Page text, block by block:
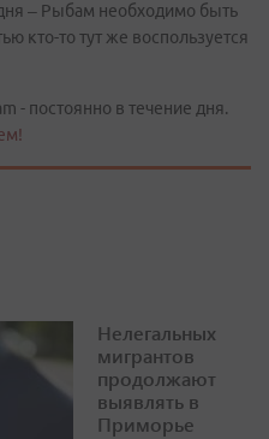
– Рыбам необходимо быть
кто-то тут же воспользуется
- постоянно в течение дня.
Нелегальных
мигрантов
продолжают
выявлять в
Приморье